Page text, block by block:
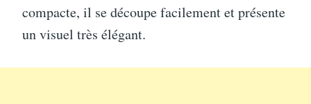
compacte, il se découpe facilement et présente
un visuel très élégant.